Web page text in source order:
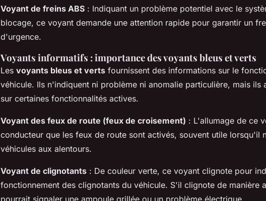
Voyant de freins ABS : Indiquant un problème potentiel avec le
blocage, ce voyant demande une attention rapide pour garantir un
d'urgence.
Voyants informatifs : importance des voyants bleus et verts
Les voyants bleus et verts fournissent des informations sur le
véhicule. Ils n'indiquent ni problème ni anomalie particulière, mais ils
sur certaines fonctionnalités actives.
Voyant des feux de route (feux de croisement) : L'allumage de ce
conducteur que les feux de route sont activés, souvent utile lorsqu'il
véhicules aux alentours.
Voyant de clignotants : De couleur verte, ce voyant clignote pour
fonctionnement des clignotants du véhicule. S'il clignote de manière